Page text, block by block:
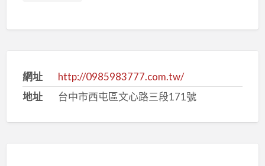
網址
http://0985983777.com.tw/
地址
台中市西屯區文心路三段171號